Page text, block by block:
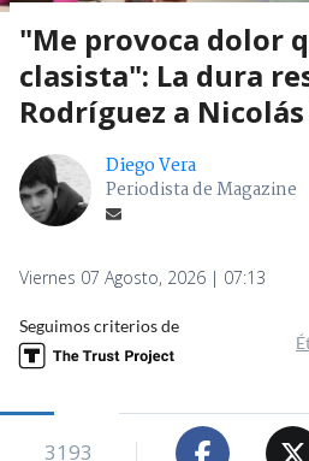
"Me provoca dolor
clasista": La dura
Rodríguez a
Diego Vera
Periodista de Magazine
Viernes 07 Agosto, 2026 | 07:13
Seguimos criterios de
3193